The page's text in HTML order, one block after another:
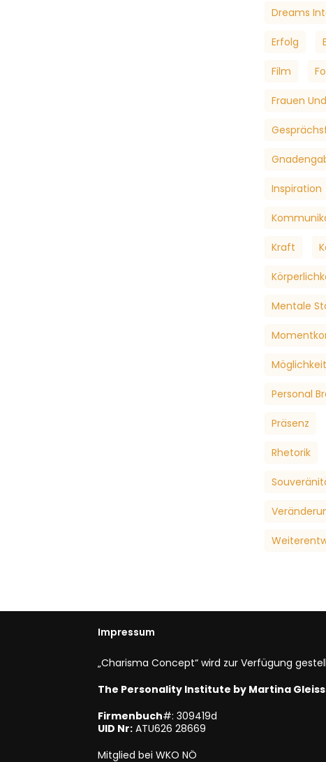
Dreams
Erfolg
Film
Frauen
Inspiration
Kraft
Mentale
Personal
Präsenz
Rhetorik
Impressum
„Charisma Concept“ wird zur Verfügung
The Personality Institute by Martina
Firmenbuch#: 309419d
UID Nr:ATU626 28669
Mitglied bei WKO NÖ